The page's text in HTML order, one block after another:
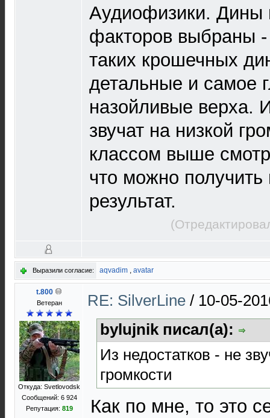
Аудиофизики. Дины
факторов выбраны
таких крошечных
детальные и самое
назойливые верха.
звучат на низкой
классом выше
что можно
результат.
Выразили согласие: aqvadim , avatar
t.800
Ветеран
Откуда: Svetlovodsk
Сообщений: 6 924
Репутация: 819
RE: SilverLine / 10-05-
bylujnik писал(а):
Из недостатков - не
громкости
Как по мне, то это